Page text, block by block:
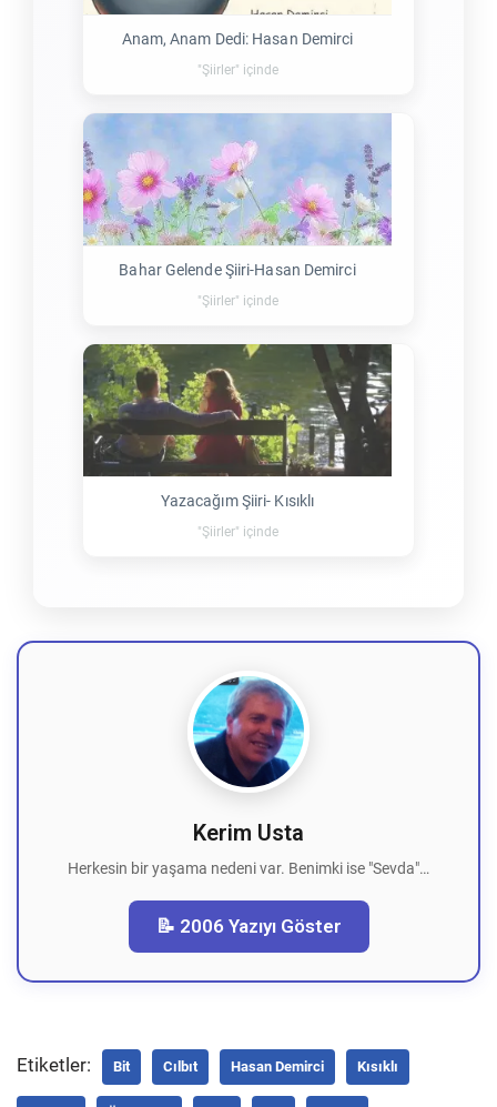
Anam, Anam Dedi: Hasan Demirci
"Şiirler" içinde
Bahar Gelende Şiiri-Hasan Demirci
"Şiirler" içinde
Yazacağım Şiiri- Kısıklı
"Şiirler" içinde
Kerim Usta
Herkesin bir yaşama nedeni var. Benimki ise "Sevda"…
📝 2006 Yazıyı Göster
Etiketler: Bit Cılbıt Hasan Demirci Kısıklı